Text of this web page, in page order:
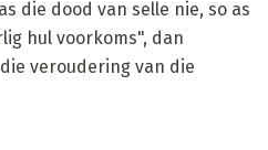
die dood van selle nie, so as
hul voorkoms", dan
veroudering van die